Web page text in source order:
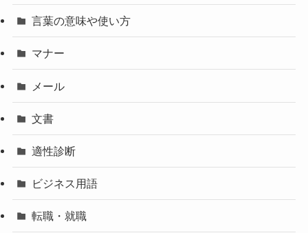
言葉の意味や使い方
マナー
メール
文書
適性診断
ビジネス用語
転職・就職